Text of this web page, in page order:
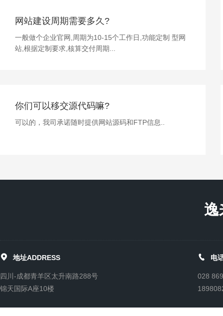
网站建设周期需要多久?
一般做个企业官网,周期为10-15个工作日,功能定制 型网
站,根据定制要求,核算交付周期...
你们可以移交源代码嘛?
可以的，我司承诺随时提供网站源码和FTP信息..
逸
 地址ADDRESS
四川-成都青羊区太升南路288号
锦天国际A座10楼
 电
028